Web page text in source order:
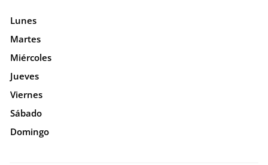
Lunes
Martes
Miércoles
Jueves
Viernes
Sábado
Domingo